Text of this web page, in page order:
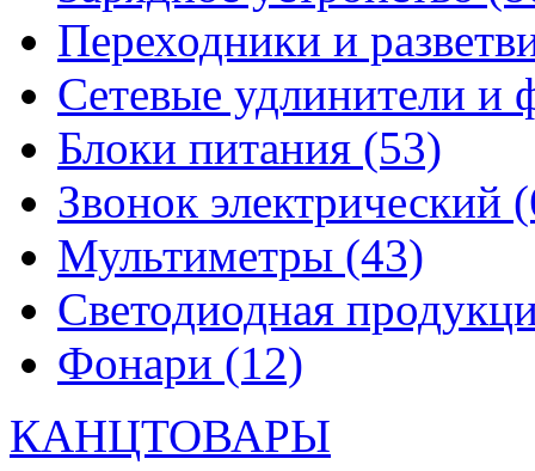
Переходники и
Сетевые удлинители и
Блоки питания (53)
Звонок электрический
Мультиметры (43)
Светодиодная
Фонари (12)
КАНЦТОВАРЫ